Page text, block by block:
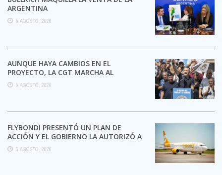
ARGENTINA
5 AGOSTO, 2026
AUNQUE HAYA CAMBIOS EN EL
PROYECTO, LA CGT MARCHA AL
CONGRESO CONTRA LA LEY DE ...
5 AGOSTO, 2026
FLYBONDI PRESENTÓ UN PLAN DE
ACCIÓN Y EL GOBIERNO LA AUTORIZÓ A
SEGUIR OPERANDO
5 AGOSTO, 2026